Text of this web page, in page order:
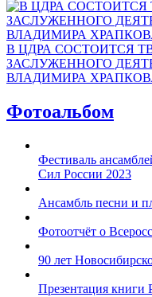
В ЦДРА СОСТОИТСЯ
ЗАСЛУЖЕННОГО
ВЛАДИМИРА
Фотоальбом
Фестиваль
Сил России 2023
Ансамбль песни и
Фотоотчёт о
90 лет
Презентация книги